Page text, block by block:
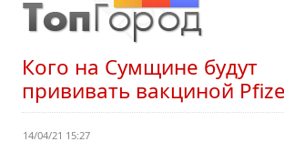
Кого на Сумщине будут
прививать вакциной
14/04/21 15:27